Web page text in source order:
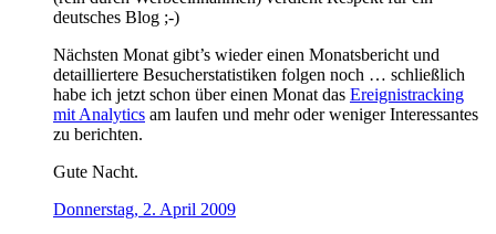
deutsches Blog ;-)
Nächsten Monat gibt’s wieder einen Monatsbericht und
detailliertere Besucherstatistiken folgen noch … schließlich
habe ich jetzt schon über einen Monat das Ereignistracking
mit Analytics am laufen und mehr oder weniger Interessantes
zu berichten.
Gute Nacht.
Donnerstag, 2. April 2009